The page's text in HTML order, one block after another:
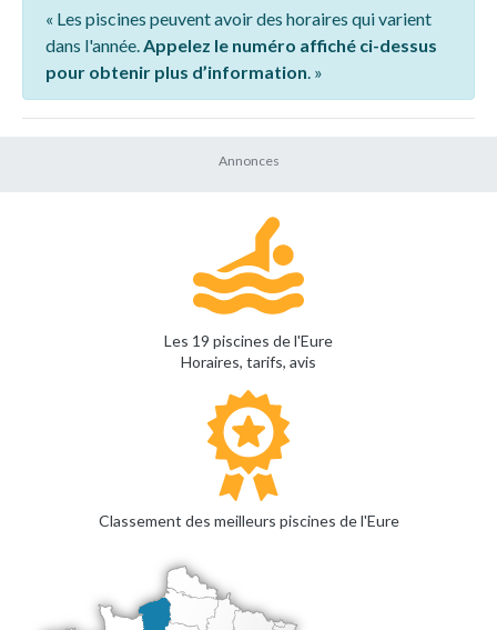
« Les piscines peuvent avoir des horaires qui varient
dans l'année. Appelez le numéro affiché ci-dessus
pour obtenir plus d’information . »
Les 19 piscines de l'Eure
Horaires, tarifs, avis
Classement des meilleurs piscines de l'Eure